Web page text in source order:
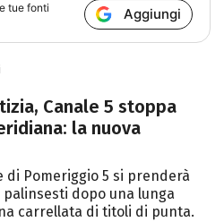
tue fonti
Aggiungi
Canale 5 stoppa
la nuova
di Pomeriggio 5 si prenderà
dopo una lunga
carrellata di titoli di punta.